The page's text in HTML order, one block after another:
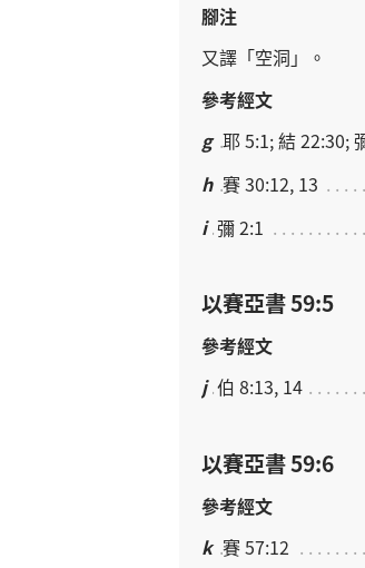
腳注
又譯 「空洞 」。
參考經文
g 耶 5:1; 結 22:30;
h 賽 30:12, 13
i 彌 2:1
以賽亞書 59:5
參考經文
j 伯 8:13, 14
以賽亞書 59:6
參考經文
k 賽 57:12